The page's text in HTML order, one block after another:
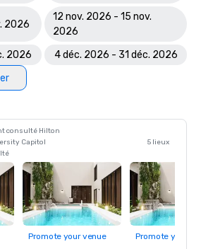
2026
12 nov. 2026 - 15 nov.
2026
2026
4 déc. 2026 - 31 déc. 2026
consulté Hilton
Capitol
5 lieux
Promote your venue Promote your